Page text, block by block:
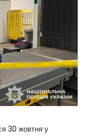
30 жовтня у